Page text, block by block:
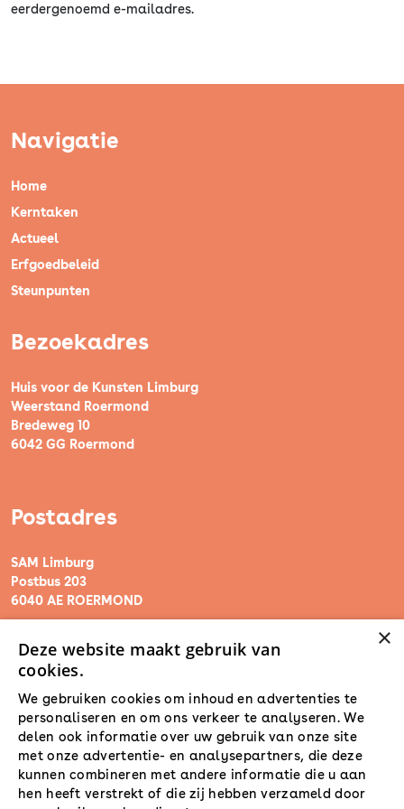
eerdergenoemd e-mailadres.
Navigatie
Home
Kerntaken
Actueel
Erfgoedbeleid
Steunpunten
Bezoekadres
Huis voor de Kunsten Limburg
Weerstand Roermond
Bredeweg 10
6042 GG Roermond
Postadres
SAM Limburg
Postbus 203
6040 AE ROERMOND
steunpunt@sam-limburg.nl
0475-399281
×
Deze website maakt gebruik van
cookies.
We gebruiken cookies om inhoud en advertenties te
personaliseren en om ons verkeer te analyseren. We
delen ook informatie over uw gebruik van onze site
met onze advertentie- en analysepartners, die deze
kunnen combineren met andere informatie die u aan
hen heeft verstrekt of die zij hebben verzameld door